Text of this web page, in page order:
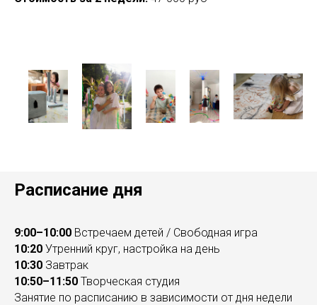
Расписание дня
9:00–10:00 Встречаем детей / Свободная игра
10:20 Утренний круг, настройка на день
10:30 Завтрак
10:50–11:50 Творческая студия
Занятие по расписанию в зависимости от дня недели